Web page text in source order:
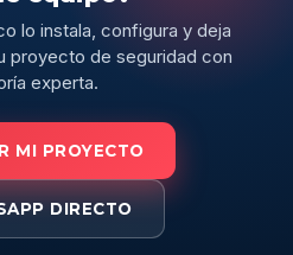
lo instala, configura y deja
proyecto de seguridad con
experta.
MI PROYECTO
DIRECTO